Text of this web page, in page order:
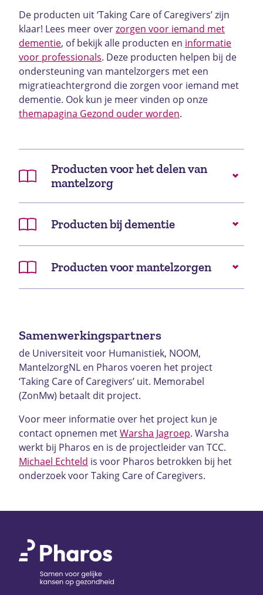
De producten uit ‘Taking Care of Caregivers’ zijn
klaar! Lees meer overzorgen voor iemand met
dementie, of bekijk alle producten en informatie
voor professionals. Deze producten helpen bij de
ondersteuning van mantelzorgers met een
migratieachtergrond die zorgen voor iemand met
dementie. Ook kun je meer vinden op onze
themapagina Gezond ouder worden.
Producten voor het delen van
mantelzorg
Producten bij dementie
Producten voor mantelzorgen
Samenwerkingspartners
de Universiteit voor Humanistiek, NOOM,
MantelzorgNL en Pharos voeren het project
‘Taking Care of Caregivers’ uit. Memorabel
(ZonMw) betaalt dit project.
Voor meer informatie over het project kun je
contact opnemen metWarsha Jagroep. Warsha
werkt bij Pharos en is de projectleider van TCC.
Michael Echteld is voor Pharos betrokken bij het
onderzoek voor Taking Care of Caregivers.